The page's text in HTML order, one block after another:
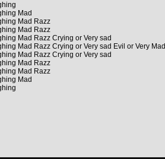
Mad
Mad Razz
Mad Razz
Mad Razz Crying or Very sad
Mad Razz Crying or Very sad Evil or Very Mad
Mad Razz Crying or Very sad
Mad Razz
Mad Razz
Mad